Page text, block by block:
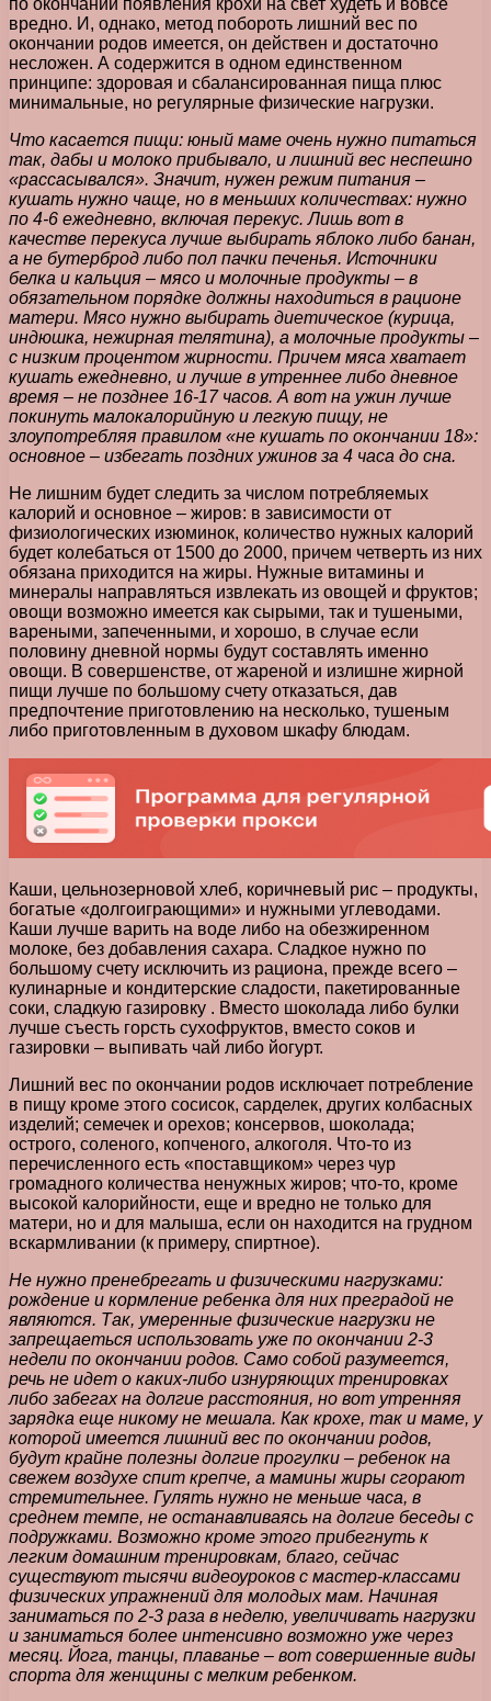
вредно. И, однако, метод побороть лишний вес по
окончании родов имеется, он действен и достаточно
несложен. А содержится в одном единственном
принципе: здоровая и сбалансированная пища плюс
минимальные, но регулярные физические нагрузки.
Что касается пищи: юный маме очень нужно питаться
так, дабы и молоко прибывало, и лишний вес неспешно
«рассасывался». Значит, нужен режим питания –
кушать нужно чаще, но в меньших количествах: нужно
по 4-6 ежедневно, включая перекус. Лишь вот в
качестве перекуса лучше выбирать яблоко либо банан,
а не бутерброд либо пол пачки печенья. Источники
белка и кальция – мясо и молочные продукты – в
обязательном порядке должны находиться в рационе
матери. Мясо нужно выбирать диетическое (курица,
индюшка, нежирная телятина), а молочные продукты –
с низким процентом жирности. Причем мяса хватает
кушать ежедневно, и лучше в утреннее либо дневное
время – не позднее 16-17 часов. А вот на ужин лучше
покинуть малокалорийную и легкую пищу, не
злоупотребляя правилом «не кушать по окончании 18»:
основное – избегать поздних ужинов за 4 часа до сна.
Не лишним будет следить за числом потребляемых
калорий и основное – жиров: в зависимости от
физиологических изюминок, количество нужных калорий
будет колебаться от 1500 до 2000, причем четверть из них
обязана приходится на жиры. Нужные витамины и
минералы направляться извлекать из овощей и фруктов;
овощи возможно имеется как сырыми, так и тушеными,
вареными, запеченными, и хорошо, в случае если
половину дневной нормы будут составлять именно
овощи. В совершенстве, от жареной и излишне жирной
пищи лучше по большому счету отказаться, дав
предпочтение приготовлению на несколько, тушеным
либо приготовленным в духовом шкафу блюдам.
Каши, цельнозерновой хлеб, коричневый рис – продукты,
богатые «долгоиграющими» и нужными углеводами.
Каши лучше варить на воде либо на обезжиренном
молоке, без добавления сахара. Сладкое нужно по
большому счету исключить из рациона, прежде всего –
кулинарные и кондитерские сладости, пакетированные
соки, сладкую газировку . Вместо шоколада либо булки
лучше съесть горсть сухофруктов, вместо соков и
газировки – выпивать чай либо йогурт.
Лишний вес по окончании родов исключает потребление
в пищу кроме этого сосисок, сарделек, других колбасных
изделий; семечек и орехов; консервов, шоколада;
острого, соленого, копченого, алкоголя. Что-то из
перечисленного есть «поставщиком» через чур
громадного количества ненужных жиров; что-то, кроме
высокой калорийности, еще и вредно не только для
матери, но и для малыша, если он находится на грудном
вскармливании (к примеру, спиртное).
Не нужно пренебрегать и физическими нагрузками:
рождение и кормление ребенка для них преградой не
являются. Так, умеренные физические нагрузки не
запрещаеться использовать уже по окончании 2-3
недели по окончании родов. Само собой разумеется,
речь не идет о каких-либо изнуряющих тренировках
либо забегах на долгие расстояния, но вот утренняя
зарядка еще никому не мешала. Как крохе, так и маме, у
которой имеется лишний вес по окончании родов,
будут крайне полезны долгие прогулки – ребенок на
свежем воздухе спит крепче, а мамины жиры сгорают
стремительнее. Гулять нужно не меньше часа, в
среднем темпе, не останавливаясь на долгие беседы с
подружками. Возможно кроме этого прибегнуть к
легким домашним тренировкам, благо, сейчас
существуют тысячи видеоуроков с мастер-классами
физических упражнений для молодых мам. Начиная
заниматься по 2-3 раза в неделю, увеличивать нагрузки
и заниматься более интенсивно возможно уже через
месяц. Йога, танцы, плаванье – вот совершенные виды
спорта для женщины с мелким ребенком.